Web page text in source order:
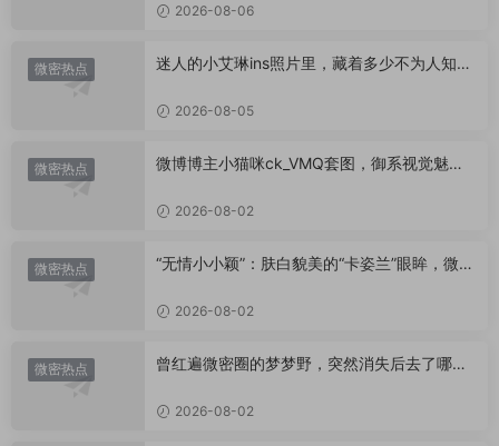
2026-08-06
微密热点
迷人的小艾琳ins照片里，藏着多少不为人知的
2026-08-05
微密热点
微博博主小猫咪ck_VMQ套图，御系视觉魅力
2026-08-02
微密热点
“无情小小颖”：肤白貌美的“卡姿兰”眼眸，微密
2026-08-02
微密热点
曾红遍微密圈的梦梦野，突然消失后去了哪
2026-08-02